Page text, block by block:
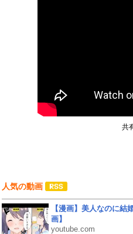
共
人気の動画
【漫画】美人なのに結
画】
youtube.com